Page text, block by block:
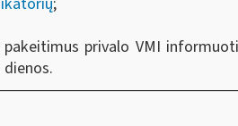
privalo VMI